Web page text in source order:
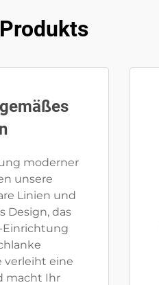
moderner
unsere
Linien und
Design, das
Einrichtung
verleiht eine
macht Ihr